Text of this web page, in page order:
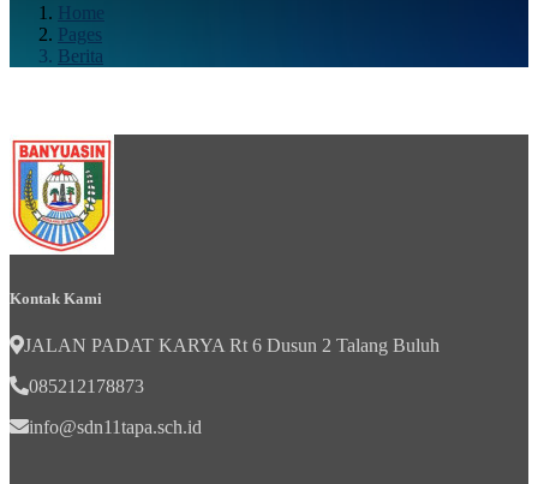
Home
Pages
Berita
Kontak Kami
JALAN PADAT KARYA Rt 6 Dusun 2 Talang Buluh
085212178873
info@sdn11tapa.sch.id